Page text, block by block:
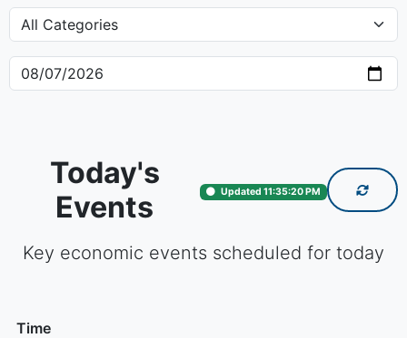
Today's
Events
Updated 11:35:20 PM
Key economic events scheduled for today
Time